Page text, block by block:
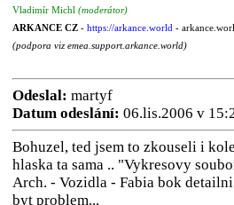
Vladimír Michl (moderátor)
ARKANCE CZ- https://arkance.world -
(podpora viz emea.support.arkance.world)
Odeslal: martyf
Datum odeslání: 06.lis.2006 v
Bohuzel, ted jsem to zkouseli i
hlaska ta sama .. "Vykresovy
Arch. - Vozidla - Fabia bok
byt problem...